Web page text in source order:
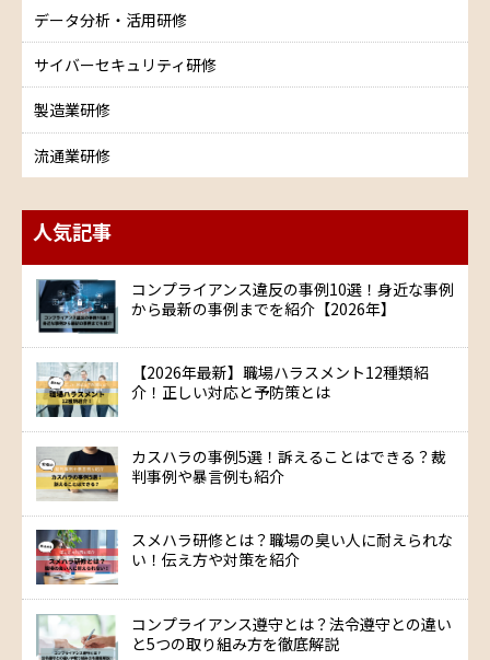
データ分析・活用研修
サイバーセキュリティ研修
製造業研修
流通業研修
人気記事
コンプライアンス違反の事例10選！身近な事例
から最新の事例までを紹介【2026年】
【2026年最新】職場ハラスメント12種類紹
介！正しい対応と予防策とは
カスハラの事例5選！訴えることはできる？裁
判事例や暴言例も紹介
スメハラ研修とは？職場の臭い人に耐えられな
い！伝え方や対策を紹介
コンプライアンス遵守とは？法令遵守との違い
と5つの取り組み方を徹底解説